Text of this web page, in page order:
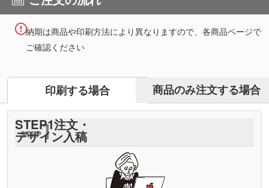
納期は商品や印刷方法により異なりますので、各商品ページで
ご確認ください
印刷する場合 商品のみ注文する場合
STEP1注文・
デザイン入稿